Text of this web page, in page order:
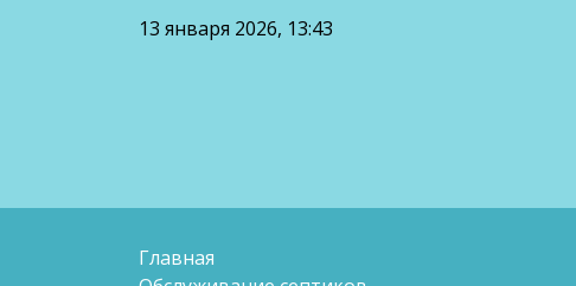
13 января 2026, 13:43
Главная